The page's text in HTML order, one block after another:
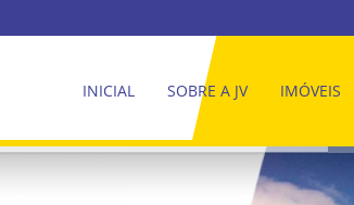
INICIAL SOBRE A JV IMÓVEIS